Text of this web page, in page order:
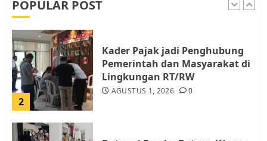
POPULAR POST
1
2
Kader Pajak jadi Penghubung
Pemerintah dan Masyarakat di
Lingkungan RT/RW
AGUSTUS 1, 2026 0